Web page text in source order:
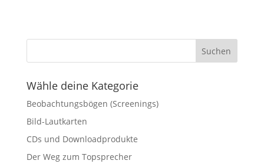
Wähle deine Kategorie
Beobachtungsbögen (Screenings)
Bild-Lautkarten
CDs und Downloadprodukte
Der Weg zum Topsprecher